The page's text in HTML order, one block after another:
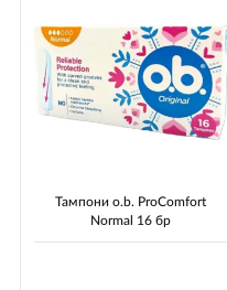
Тампони o.b. ProComfort
Normal 16 бр